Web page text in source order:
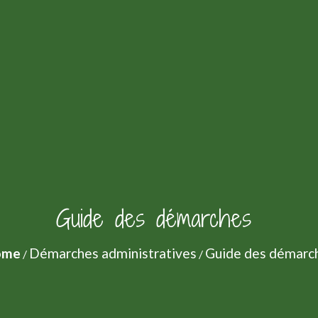
Guide des démarches
/ Démarches administratives / Guide des